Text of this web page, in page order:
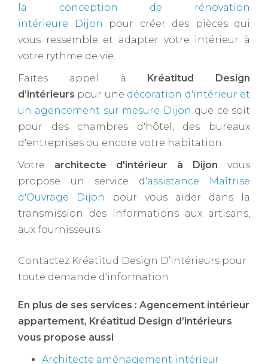
la conception de rénovation
intérieure Dijon pour créer des pièces qui
vous ressemble et adapter votre intérieur à
votre rythme de vie.
Faites appel à
Kréatitud Design
d’intérieurs pour une décoration d'intérieur et
un agencement sur mesure Dijon que ce soit
pour des chambres d'hôtel, des bureaux
d'entreprises ou encore votre habitation.
Votre architecte d'intérieur à Dijon ​ vous
propose un service d'assistance Maîtrise
d'Ouvrage Dijon
pour vous aider dans la
transmission des informations aux artisans,
aux fournisseurs.
Contactez Kréatitud Design D’Intérieurs pour
toute demande d'information
En plus de ses services : Agencement intérieur
appartement, Kréatitud Design d’intérieurs
vous propose aussi
Architecte aménagement intérieur